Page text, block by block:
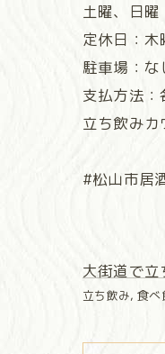
土曜、日
定休日：木
駐車場：な
支払方法
立ち飲みカ
#松山市居
大街道で立
立ち飲み 食べ